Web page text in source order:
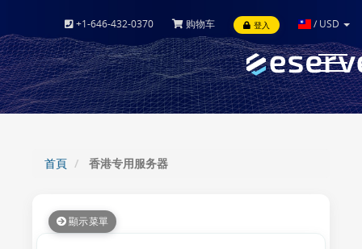
+1-646-432-0370 购物车 登入 / USD
Toggle
首頁 香港专用服务器
顯示菜單